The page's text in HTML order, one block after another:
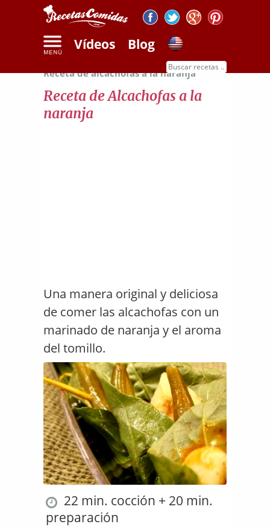
Vídeos Blog
Recetas de verduras y frutas
Receta de alcachofas a la naranja
Receta de Alcachofas a la
naranja
Una manera original y deliciosa
de comer las alcachofas con un
marinado de naranja y el aroma
del tomillo.
22 min. cocción + 20 min.
preparación